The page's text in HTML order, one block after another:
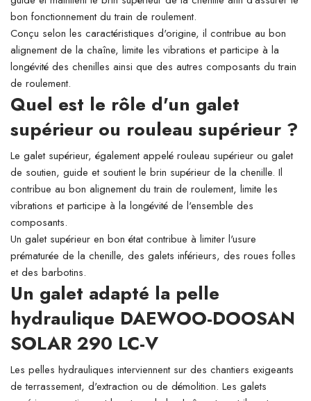
bon fonctionnement du train de roulement.
Conçu selon les caractéristiques d'origine, il contribue au bon
alignement de la chaîne, limite les vibrations et participe à la
longévité des chenilles ainsi que des autres composants du train
de roulement.
Quel est le rôle d'un galet
supérieur ou rouleau supérieur ?
Le galet supérieur, également appelé rouleau supérieur ou galet
de soutien, guide et soutient le brin supérieur de la chenille. Il
contribue au bon alignement du train de roulement, limite les
vibrations et participe à la longévité de l'ensemble des
composants.
Un galet supérieur en bon état contribue à limiter l'usure
prématurée de la chenille, des galets inférieurs, des roues folles
et des barbotins.
Un galet adapté la pelle
hydraulique DAEWOO-DOOSAN
SOLAR 290 LC-V
Les pelles hydrauliques interviennent sur des chantiers exigeants
de terrassement, d'extraction ou de démolition. Les galets